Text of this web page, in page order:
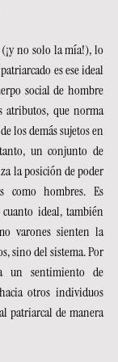
no solo la mía!), lo
es ese ideal
social de hombre
atributos, que norma
los demás sujetos en
un conjunto de
la posición de poder
como hombres. Es
ideal, también
varones sienten la
sino del sistema. Por
un sentimiento de
otros individuos
patriarcal de manera